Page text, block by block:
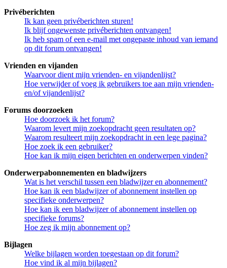
Privéberichten
Ik kan geen privéberichten sturen!
Ik blijf ongewenste privéberichten ontvangen!
Ik heb spam of een e-mail met ongepaste inhoud van iemand
op dit forum ontvangen!
Vrienden en vijanden
Waarvoor dient mijn vrienden- en vijandenlijst?
Hoe verwijder of voeg ik gebruikers toe aan mijn vrienden-
en/of vijandenlijst?
Forums doorzoeken
Hoe doorzoek ik het forum?
Waarom levert mijn zoekopdracht geen resultaten op?
Waarom resulteert mijn zoekopdracht in een lege pagina?
Hoe zoek ik een gebruiker?
Hoe kan ik mijn eigen berichten en onderwerpen vinden?
Onderwerpabonnementen en bladwijzers
Wat is het verschil tussen een bladwijzer en abonnement?
Hoe kan ik een bladwijzer of abonnement instellen op
specifieke onderwerpen?
Hoe kan ik een bladwijzer of abonnement instellen op
specifieke forums?
Hoe zeg ik mijn abonnement op?
Bijlagen
Welke bijlagen worden toegestaan op dit forum?
Hoe vind ik al mijn bijlagen?